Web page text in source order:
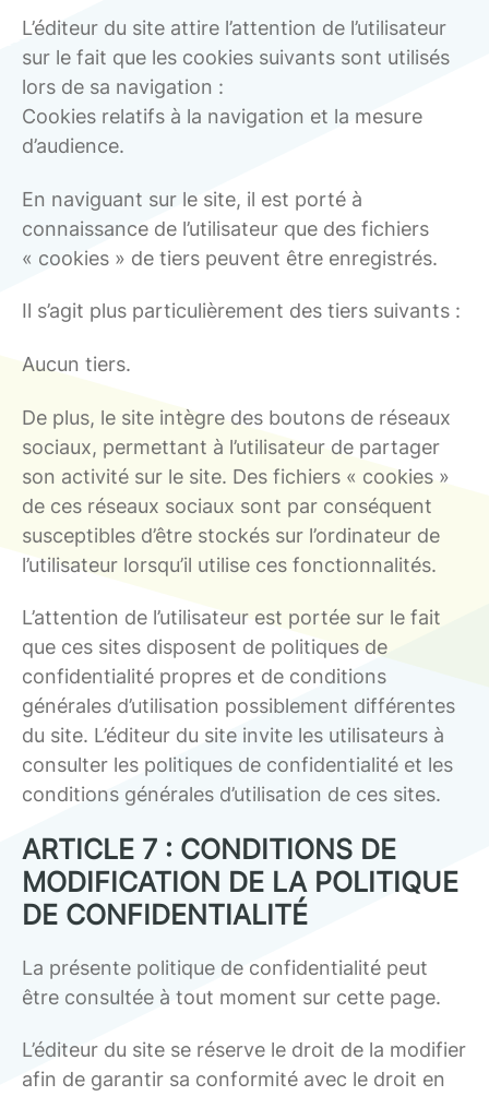
L’éditeur du site attire l’attention de l’utilisateur
sur le fait que les cookies suivants sont utilisés
lors de sa navigation :
Cookies relatifs à la navigation et la mesure
d’audience.
En naviguant sur le site, il est porté à
connaissance de l’utilisateur que des fichiers
« cookies » de tiers peuvent être enregistrés.
Il s’agit plus particulièrement des tiers suivants :
Aucun tiers.
De plus, le site intègre des boutons de réseaux
sociaux, permettant à l’utilisateur de partager
son activité sur le site. Des fichiers « cookies »
de ces réseaux sociaux sont par conséquent
susceptibles d’être stockés sur l’ordinateur de
l’utilisateur lorsqu’il utilise ces fonctionnalités.
L’attention de l’utilisateur est portée sur le fait
que ces sites disposent de politiques de
confidentialité propres et de conditions
générales d’utilisation possiblement différentes
du site. L’éditeur du site invite les utilisateurs à
consulter les politiques de confidentialité et les
conditions générales d’utilisation de ces sites.
ARTICLE 7 : CONDITIONS DE
MODIFICATION DE LA POLITIQUE
DE CONFIDENTIALITÉ
La présente politique de confidentialité peut
être consultée à tout moment sur cette page.
L’éditeur du site se réserve le droit de la modifier
afin de garantir sa conformité avec le droit en